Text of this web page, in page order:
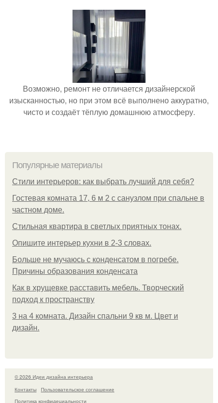
Возможно, ремонт не отличается дизайнерской
изысканностью, но при этом всё выполнено аккуратно,
чисто и создаёт тёплую домашнюю атмосферу.
Популярные материалы
Стили интерьеров: как выбрать лучший для себя?
Гостевая комната 17, 6 м 2 с санузлом при спальне в
частном доме.
Стильная квартира в светлых приятных тонах.
Опишите интерьер кухни в 2-3 словах.
Больше не мучаюсь с конденсатом в погребе.
Причины образования конденсата
Как в хрущевке расставить мебель. Творческий
подход к пространству
3 на 4 комната. Дизайн спальни 9 кв м. Цвет и
дизайн.
© 2026 Идеи дизайна интерьера
Контакты
Пользовательское соглашение
Политика конфидециальности